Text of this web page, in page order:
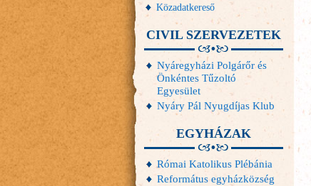
Közadatkereső
CIVIL SZERVEZETEK
Nyáregyházi Polgárőr és
Önkéntes Tűzoltó
Egyesület
Nyáry Pál Nyugdíjas Klub
EGYHÁZAK
Római Katolikus Plébánia
Református egyházközség